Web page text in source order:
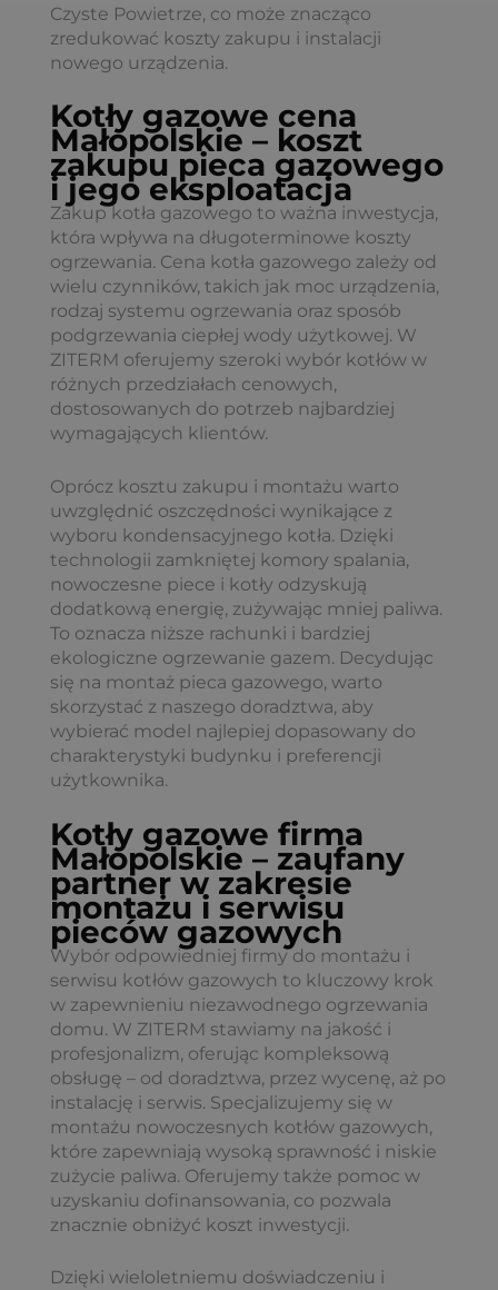
Czyste Powietrze, co może znacząco
zredukować koszty zakupu i instalacji
nowego urządzenia.
Kotły gazowe cena
Małopolskie – koszt
zakupu pieca gazowego
i jego eksploatacja
Zakup kotła gazowego to ważna inwestycja,
która wpływa na długoterminowe koszty
ogrzewania. Cena kotła gazowego zależy od
wielu czynników, takich jak moc urządzenia,
rodzaj systemu ogrzewania oraz sposób
podgrzewania ciepłej wody użytkowej. W
ZITERM oferujemy szeroki wybór kotłów w
różnych przedziałach cenowych,
dostosowanych do potrzeb najbardziej
wymagających klientów.
Oprócz kosztu zakupu i montażu warto
uwzględnić oszczędności wynikające z
wyboru kondensacyjnego kotła. Dzięki
technologii zamkniętej komory spalania,
nowoczesne piece i kotły odzyskują
dodatkową energię, zużywając mniej paliwa.
To oznacza niższe rachunki i bardziej
ekologiczne ogrzewanie gazem. Decydując
się na montaż pieca gazowego, warto
skorzystać z naszego doradztwa, aby
wybierać model najlepiej dopasowany do
charakterystyki budynku i preferencji
użytkownika.
Kotły gazowe firma
Małopolskie – zaufany
partner w zakresie
montażu i serwisu
pieców gazowych
Wybór odpowiedniej firmy do montażu i
serwisu kotłów gazowych to kluczowy krok
w zapewnieniu niezawodnego ogrzewania
domu. W ZITERM stawiamy na jakość i
profesjonalizm, oferując kompleksową
obsługę – od doradztwa, przez wycenę, aż po
instalację i serwis. Specjalizujemy się w
montażu nowoczesnych kotłów gazowych,
które zapewniają wysoką sprawność i niskie
zużycie paliwa. Oferujemy także pomoc w
uzyskaniu dofinansowania, co pozwala
znacznie obniżyć koszt inwestycji.
Dzięki wieloletniemu doświadczeniu i